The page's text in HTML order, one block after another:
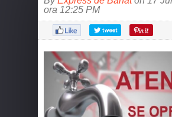
ora 12:25 PM